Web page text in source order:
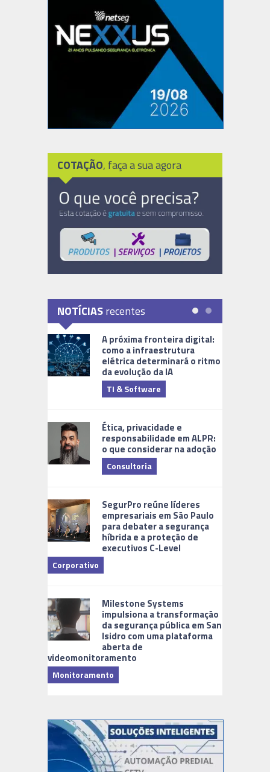
COTAÇÃO, faça a sua agora
NOTÍCIASrecentes
A próxima fronteira digital:
como a infraestrutura
elétrica determinará o ritmo
da evolução da IA
TI & Software
Ética, privacidade e
responsabilidade em ALPR:
o que considerar na adoção
Consultoria
SegurPro reúne líderes
empresariais em São Paulo
para debater a segurança
híbrida e a proteção de
executivos C-Level
Corporativo
Milestone Systems
impulsiona a transformação
da segurança pública em San
Isidro com uma plataforma
aberta de
videomonitoramento
Monitoramento